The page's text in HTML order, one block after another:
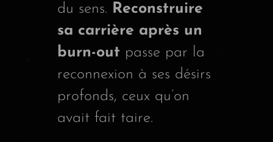
du sens. Reconstruire
sa carrière après un
burn-out passe par la
reconnexion à ses désirs
profonds, ceux qu’on
avait fait taire.